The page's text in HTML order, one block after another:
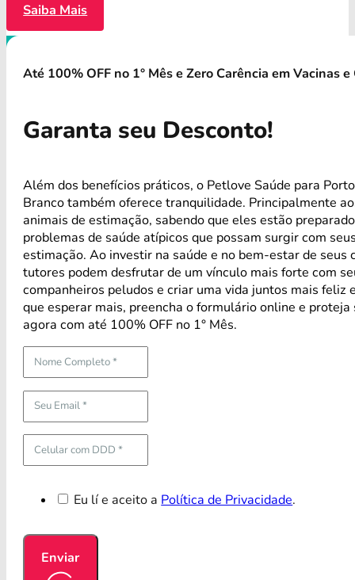
Saiba Mais
Até 100% OFF no 1° Mês e Zero Carência em Vacinas
Garanta seu Desconto!
Além dos benefícios práticos, o Petlove Saúde para
Branco também oferece tranquilidade. Principalmente
animais de estimação, sabendo que eles estão
problemas de saúde atípicos que possam surgir com
estimação. Ao investir na saúde e no bem-estar de seus
tutores podem desfrutar de um vínculo mais forte com
companheiros peludos e criar uma vida juntos mais feliz
que esperar mais, preencha o formulário online e proteja
agora com até 100% OFF no 1° Mês.
Eu lí e aceito a Política de Privacidade.
Enviar